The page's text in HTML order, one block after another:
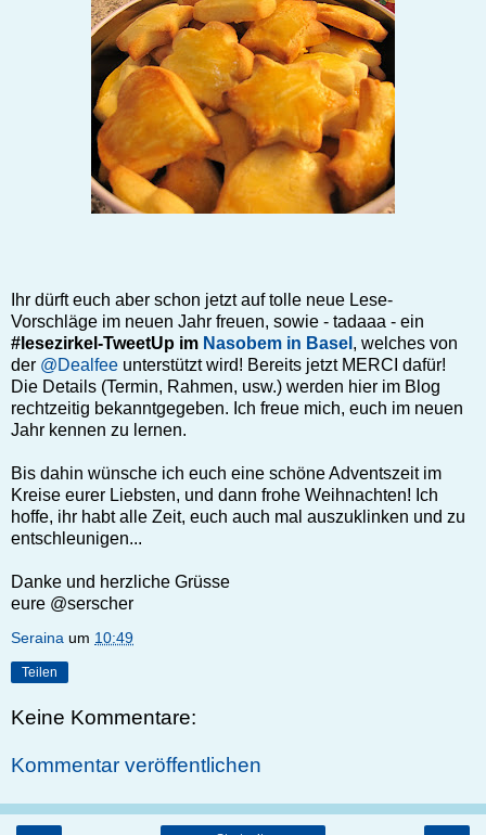
Ihr dürft euch aber schon jetzt auf tolle neue Lese-
Vorschläge im neuen Jahr freuen, sowie - tadaaa - ein
#lesezirkel-TweetUp im Nasobem in Basel , welches von
der @Dealfee unterstützt wird! Bereits jetzt MERCI dafür!
Die Details (Termin, Rahmen, usw.) werden hier im Blog
rechtzeitig bekanntgegeben. Ich freue mich, euch im neuen
Jahr kennen zu lernen.
Bis dahin wünsche ich euch eine schöne Adventszeit im
Kreise eurer Liebsten, und dann frohe Weihnachten! Ich
hoffe, ihr habt alle Zeit, euch auch mal auszuklinken und zu
entschleunigen...
Danke und herzliche Grüsse
eure @serscher
Seraina um 10:49
Teilen
Keine Kommentare:
Kommentar veröffentlichen